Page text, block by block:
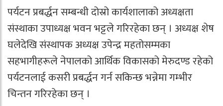
पर्यटन प्रबर्द्धन सम्बन्धी दोस्रो कार्यशालाको अध्यक्षता
संस्थाका उपाध्यक्ष भवन भट्टले गरिरहेका छन् । अध्यक्ष शेष
घलेदेखि संस्थापक अध्यक्ष उपेन्द्र महतोसम्मका
सहभागीहरूले नेपालको आर्थिक विकासको मेरुदण्ड रहेको
पर्यटनलाई कसरी प्रबर्द्धन गर्न सकिन्छ भन्नेमा गम्भीर
चिन्तन गरिरहेका छन् ।